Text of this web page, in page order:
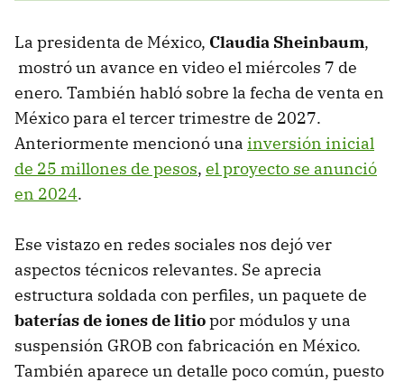
La presidenta de México, Claudia Sheinbaum,
mostró un avance en video el miércoles 7 de
enero. También habló sobre la fecha de venta en
México para el tercer trimestre de 2027.
Anteriormente mencionó una inversión inicial
de 25 millones de pesos, el proyecto se anunció
en 2024.
Ese vistazo en redes sociales nos dejó ver
aspectos técnicos relevantes. Se aprecia
estructura soldada con perfiles, un paquete de
baterías de iones de litiopor módulos y una
suspensión GROB con fabricación en México.
También aparece un detalle poco común, puesto